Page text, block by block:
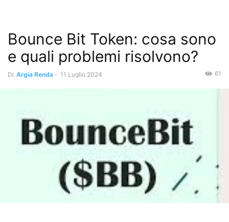
Bounce Bit Token: cosa sono
e quali problemi risolvono?
Di Argia Renda - 11 Luglio 2024 61